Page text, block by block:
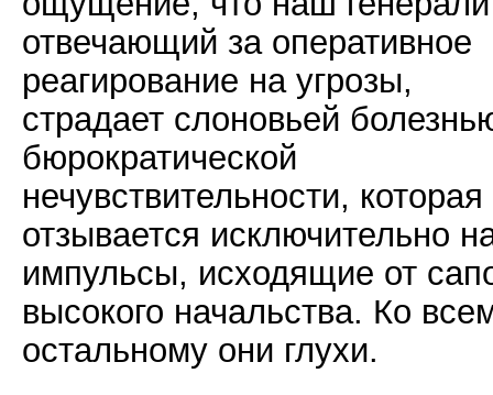
отвечающий за оперативное
реагирование на угрозы,
страдает слоновьей
бюрократической
нечувствительности, которая
отзывается исключительно
импульсы, исходящие от
высокого начальства. Ко
остальному они глухи.